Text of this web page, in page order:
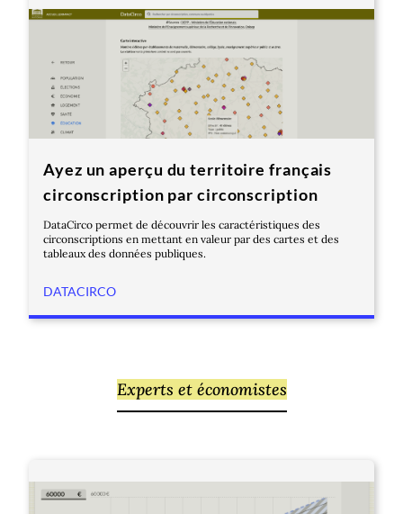
Ayez un aperçu du territoire français
circonscription par circonscription
DataCirco permet de découvrir les caractéristiques des
circonscriptions en mettant en valeur par des cartes et des
tableaux des données publiques.
DATACIRCO
Experts et économistes